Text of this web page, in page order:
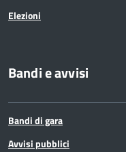
Elezioni
Bandi e avvisi
Bandi di gara
Avvisi pubblici